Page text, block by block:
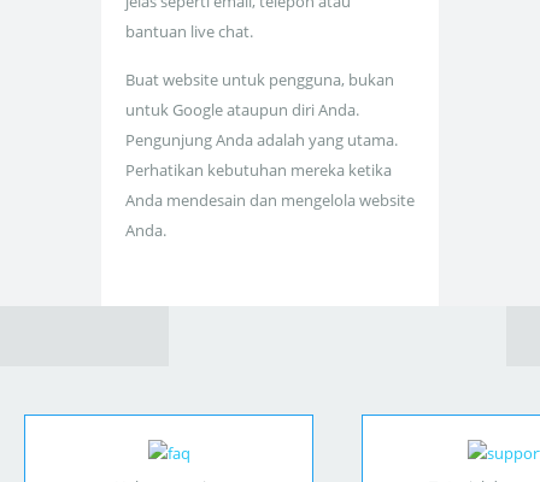
bantuan live chat.
Buat website untuk pengguna, bukan
untuk Google ataupun diri Anda.
Pengunjung Anda adalah yang utama.
Perhatikan kebutuhan mereka ketika
Anda mendesain dan mengelola website
Anda.